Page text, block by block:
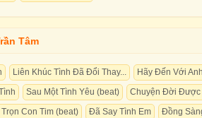
Tâm
Liên Khúc Tình Đã Đổi Thay... Hãy Đến Với Anh
Sau Một Tình Yêu (beat) Chuyện Đời Được
Con Tim (beat)
Đã Say Tình Em Đồng